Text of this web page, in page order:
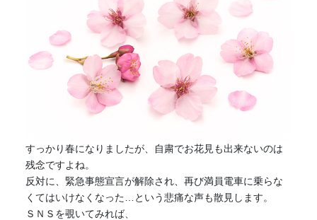
すっかり春になりましたが、自粛でお花見も出来ないのは
残念ですよね。
反対に、緊急事態宣言が解除され、再び満員電車に乗らな
くてはいけなくなった…という悲痛な声も散見します。
ＳＮＳを覗いてみれば、